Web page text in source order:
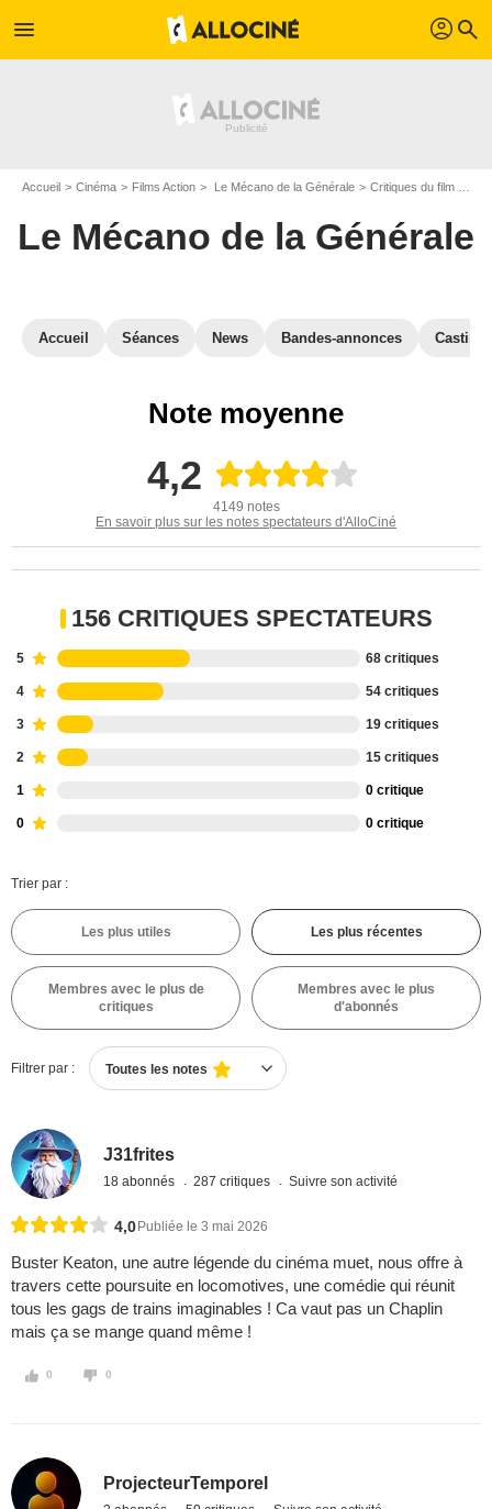
menu profil search
Accueil Cinéma Films Action Le Mécano de la Générale Critiques du film Le Mécano de la Générale
Le Mécano de la Générale
Accueil Séances News Bandes-annonces Casting
Note moyenne
4,2
4149 notes
En savoir plus sur les notes spectateurs d'AlloCiné
156 CRITIQUES SPECTATEURS
5 68 critiques
4 54 critiques
3 19 critiques
2 15 critiques
1 0 critique
0 0 critique
Trier par :
Les plus utiles Les plus récentes
Membres avec le plus de
critiques
Membres avec le plus
d'abonnés
Filtrer par : Toutes les notes
J31frites
18 abonnés 287 critiques Suivre son activité
4,0 Publiée le 3 mai 2026
Buster Keaton, une autre légende du cinéma muet, nous offre à
travers cette poursuite en locomotives, une comédie qui réunit
tous les gags de trains imaginables ! Ca vaut pas un Chaplin
mais ça se mange quand même !
0 0
ProjecteurTemporel